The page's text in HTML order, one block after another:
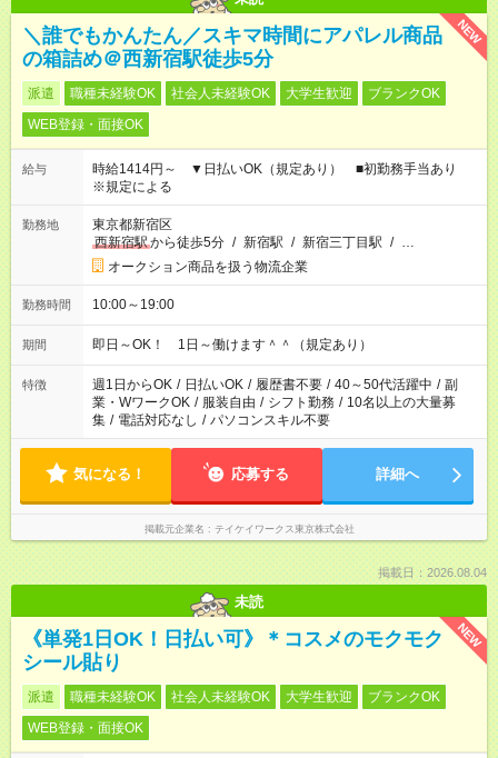
NEW
＼誰でもかんたん／スキマ時間にアパレル商品
の箱詰め＠西新宿駅徒歩5分
派遣 職種未経験OK 社会人未経験OK 大学生歓迎
ブランクOK
WEB登録・面接OK
給与
時給1414円～ ▼日払いOK（規定あり） ■初勤務手当あり
※規定による
勤務地
東京都新宿区
西新宿駅から徒歩5分 / 新宿駅 / 新宿三丁目駅 / …
オークション商品を扱う物流企業
勤務時間 10:00～19:00
期間 即日～OK！ 1日～働けます＾＾（規定あり）
特徴 週1日からOK / 日払いOK / 履歴書不要 / 40～50代活躍中 / 副
業・WワークOK / 服装自由 / シフト勤務 / 10名以上の大量募
集 / 電話対応なし / パソコンスキル不要
気になる！ 応募する 詳細へ
掲載元企業名 テイケイワークス東京株式会社
掲載日：2026.08.04
未読
NEW
《単発1日OK！日払い可》＊コスメのモクモク
シール貼り
派遣 職種未経験OK 社会人未経験OK 大学生歓迎
ブランクOK
WEB登録・面接OK